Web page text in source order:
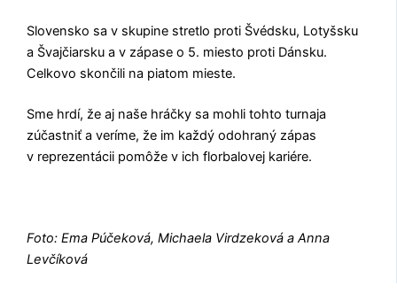
Slovensko sa v skupine stretlo proti Švédsku, Lotyšsku
a Švajčiarsku a v zápase o 5. miesto proti Dánsku.
Celkovo skončili na piatom mieste.
Sme hrdí, že aj naše hráčky sa mohli tohto turnaja
zúčastniť a veríme, že im každý odohraný zápas
v reprezentácii pomôže v ich florbalovej kariére.
Foto: Ema Púčeková, Michaela Virdzeková a Anna
Levčíková